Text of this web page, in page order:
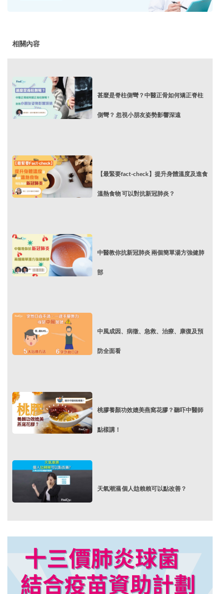
相關內容
甚麼是脊柱側彎？中醫正骨如何矯正脊柱
側彎？ 忽視小朋友姿勢影響深遠
【最緊要fact-check】提升身體溫度及進食
溫熱食物 可以對抗新冠肺炎？
中醫教你抗新冠肺炎 兩個簡單湯方強健肺
部
中風成因、病徵、急救、治療、康復及預
防全面看
桃膠養顏功效媲美燕窩花膠？聽吓中醫師
點樣講！
天氣潮濕 個人攰賴賴可以點改善？